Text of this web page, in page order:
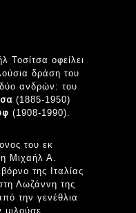
Τοσίτσα οφείλει
δράση του
ανδρών: του
(1885-1950)
(1908-1990).
του εκ
Μιχαήλ Α.
της Ιταλίας
Λωζάννη της
την γενέθλια